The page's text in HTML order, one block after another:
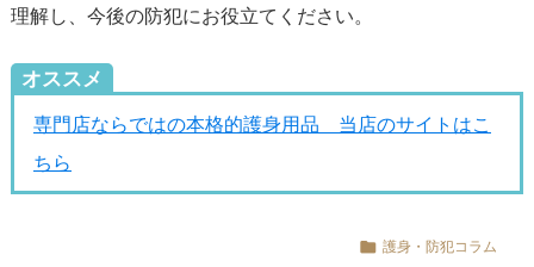
理解し、今後の防犯にお役立てください。
オススメ
専門店ならではの本格的護身用品 当店のサイトはこ
ちら
 護身・防犯コラム